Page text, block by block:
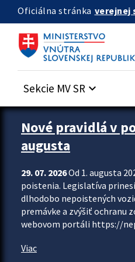
Preskocit na hlavný obsah
Oficiálna stránka verejnej
Sekcie MV SR keyboard_arrow_down
Zastavit automatický posun
Nové pravidlá v
augusta
29. 07. 2026Od 1. augusta
poistenia. Legislatíva
dlhodobo nepoistených
premávke a zvýšiť ochranu
webovom portáli https://
Viac